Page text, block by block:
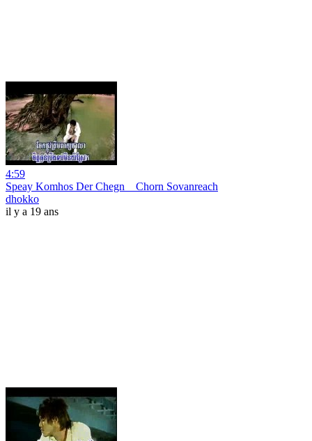
4:59
Speay Komhos Der Chegn _ Chorn Sovanreach
dhokko
il y a 19 ans